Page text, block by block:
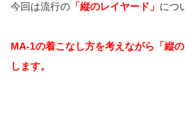
今回は流行の 「縦のレイヤード」 につ
MA-1の着こなし方を考えながら「縦
します。